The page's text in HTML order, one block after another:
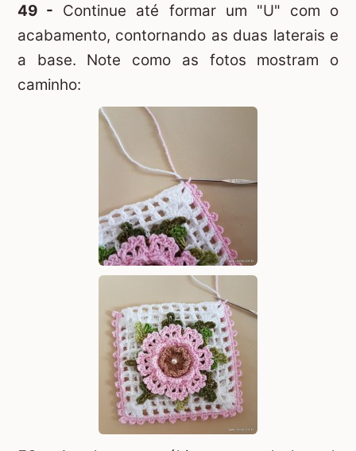
49 - Continue até formar um "U" com o
acabamento, contornando as duas laterais e
a base. Note como as fotos mostram o
caminho: